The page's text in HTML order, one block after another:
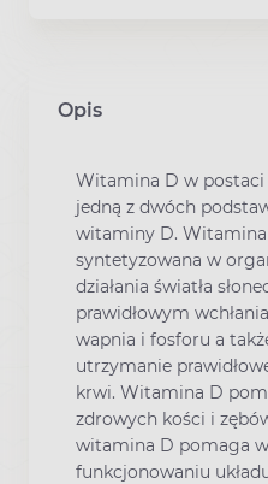
Opis
Witamina D w
jedną z dwóch
witaminy D.
syntetyzowana w
działania światła
prawidłowym
wapnia i fosforu a
utrzymanie
krwi. Witamina D
zdrowych kości i
witamina D pomaga
funkcjonowaniu